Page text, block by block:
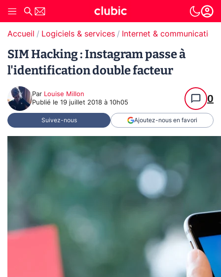
Accueil Logiciels & services Internet & communication
SIM Hacking : Instagram passe à
l'identification double facteur
Par Louise Millon
Publié le 19 juillet 2018 à 10h05 0
Suivez-nous Ajoutez-nous en favori